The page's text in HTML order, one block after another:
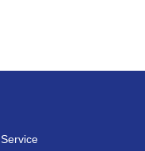
Service